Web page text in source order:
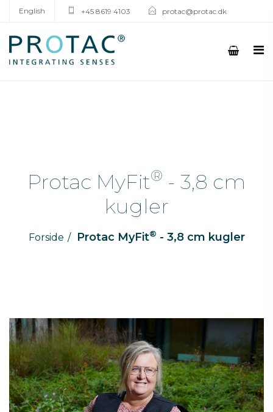
English +45 8619 4103 protac@protac.dk
Protac MyFit® - 3,8 cm
kugler
Forside Protac MyFit® - 3,8 cm kugler